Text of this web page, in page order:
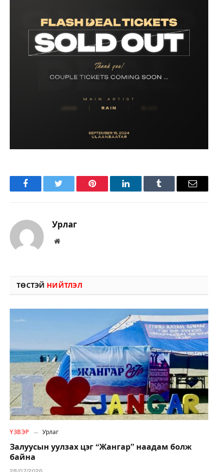
FacebookTwitter Pinterest LinkedInTumblr Имэйл
Урлаг
Вэбсайт
ТӨСТЭЙ НИЙТЛЭЛ
ҮЗВЭР Урлаг
Залуусын уулзах цэг “Жангар” наадам болж
байна